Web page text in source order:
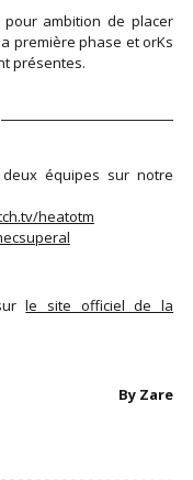
ambition de placer
première phase et orKs
présentes.
équipes sur notre
heatotm
le site officiel de la
By Zare